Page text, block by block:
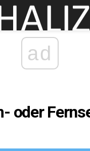
ad
oder